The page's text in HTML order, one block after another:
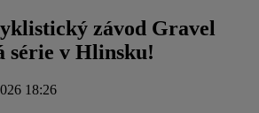
závod Gravel
série v Hlinsku!
18:26